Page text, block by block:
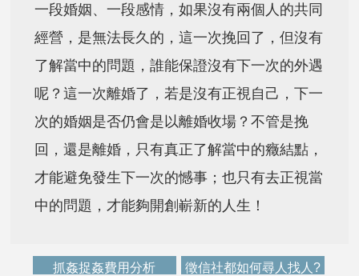
一段婚姻、一段感情，如果沒有兩個人的共同
經營，是無法長久的，這一次挽回了，但沒有
了解當中的問題，誰能保證沒有下一次的外遇
呢？這一次離婚了，若是沒有正視自己，下一
次的婚姻是否仍會是以離婚收場？不管是挽
回，還是離婚，只有真正了解當中的癥結點，
才能避免發生下一次的憾事；也只有去正視當
中的問題，才能夠開創嶄新的人生！
抓姦捉姦費用分析
徵信社都如何尋人找人?